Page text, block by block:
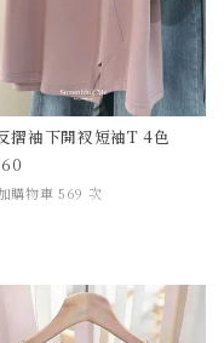
摺袖下開衩短袖T 4色
購物車 569 次